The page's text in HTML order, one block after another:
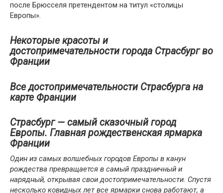
после Брюсселя претендентом на титул «столицы
Европы».
Некоторые красоты и
достопримечательности города Страсбург во
Франции
Все достопримечательности Страсбурга на
карте Франции
Страсбург — самый сказочный город
Европы. Главная рождественская ярмарка
Франции
Один из самых волшебных городов Европы в канун
рождества превращается в самый праздничный и
нарядный, открывая свои достопримечательности. Спустя
несколько ковидных лет все ярмарки снова работают, а